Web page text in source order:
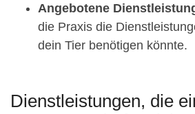
Angebotene
die Praxis die
dein Tier benötigen könnte.
Dienstleistungen, die